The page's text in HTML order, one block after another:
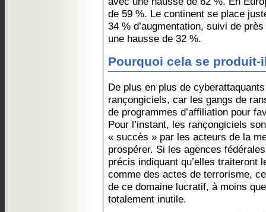
de 59 %. Le continent se place
34 % d’augmentation, suivi de
une hausse de 32 %.
Pourquoi cela se produit-
De plus en plus de
rançongiciels, car les gangs de
de programmes d’affiliation pour
Pour l’instant, les rançongiciels
« succès » par les acteurs de la
prospérer. Si les agences
précis indiquant qu’elles traiteront
comme des actes de terrorisme,
de ce domaine lucratif, à moins
totalement inutile.